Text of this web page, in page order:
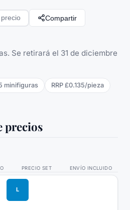
Compartir
Se retirará el 31 de diciembre
minifiguras RRP £0.135/pieza
precios
PRECIO SET ENVÍO INCLUIDO
L